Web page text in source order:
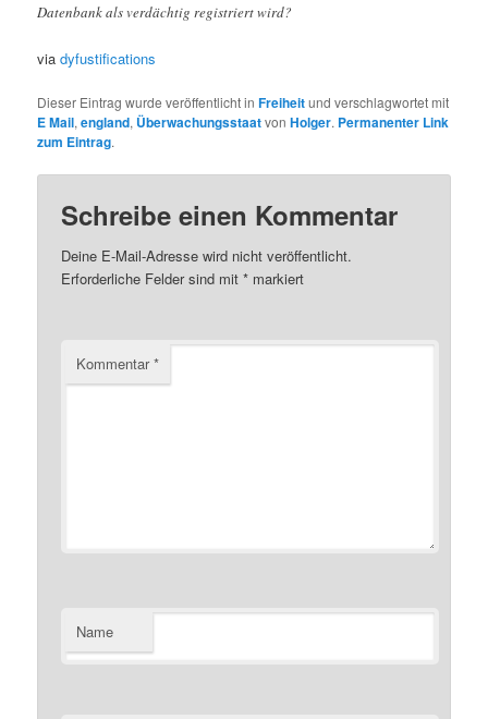
Datenbank als verdächtig registriert wird?
viadyfustifications
Dieser Eintrag wurde veröffentlicht inFreiheitund verschlagwortet mit
E Mail,england, ÜberwachungsstaatvonHolger. Permanenter Link
zum Eintrag.
Schreibe einen Kommentar
Deine E-Mail-Adresse wird nicht veröffentlicht.
Erforderliche Felder sind mit* markiert
Kommentar*
Name